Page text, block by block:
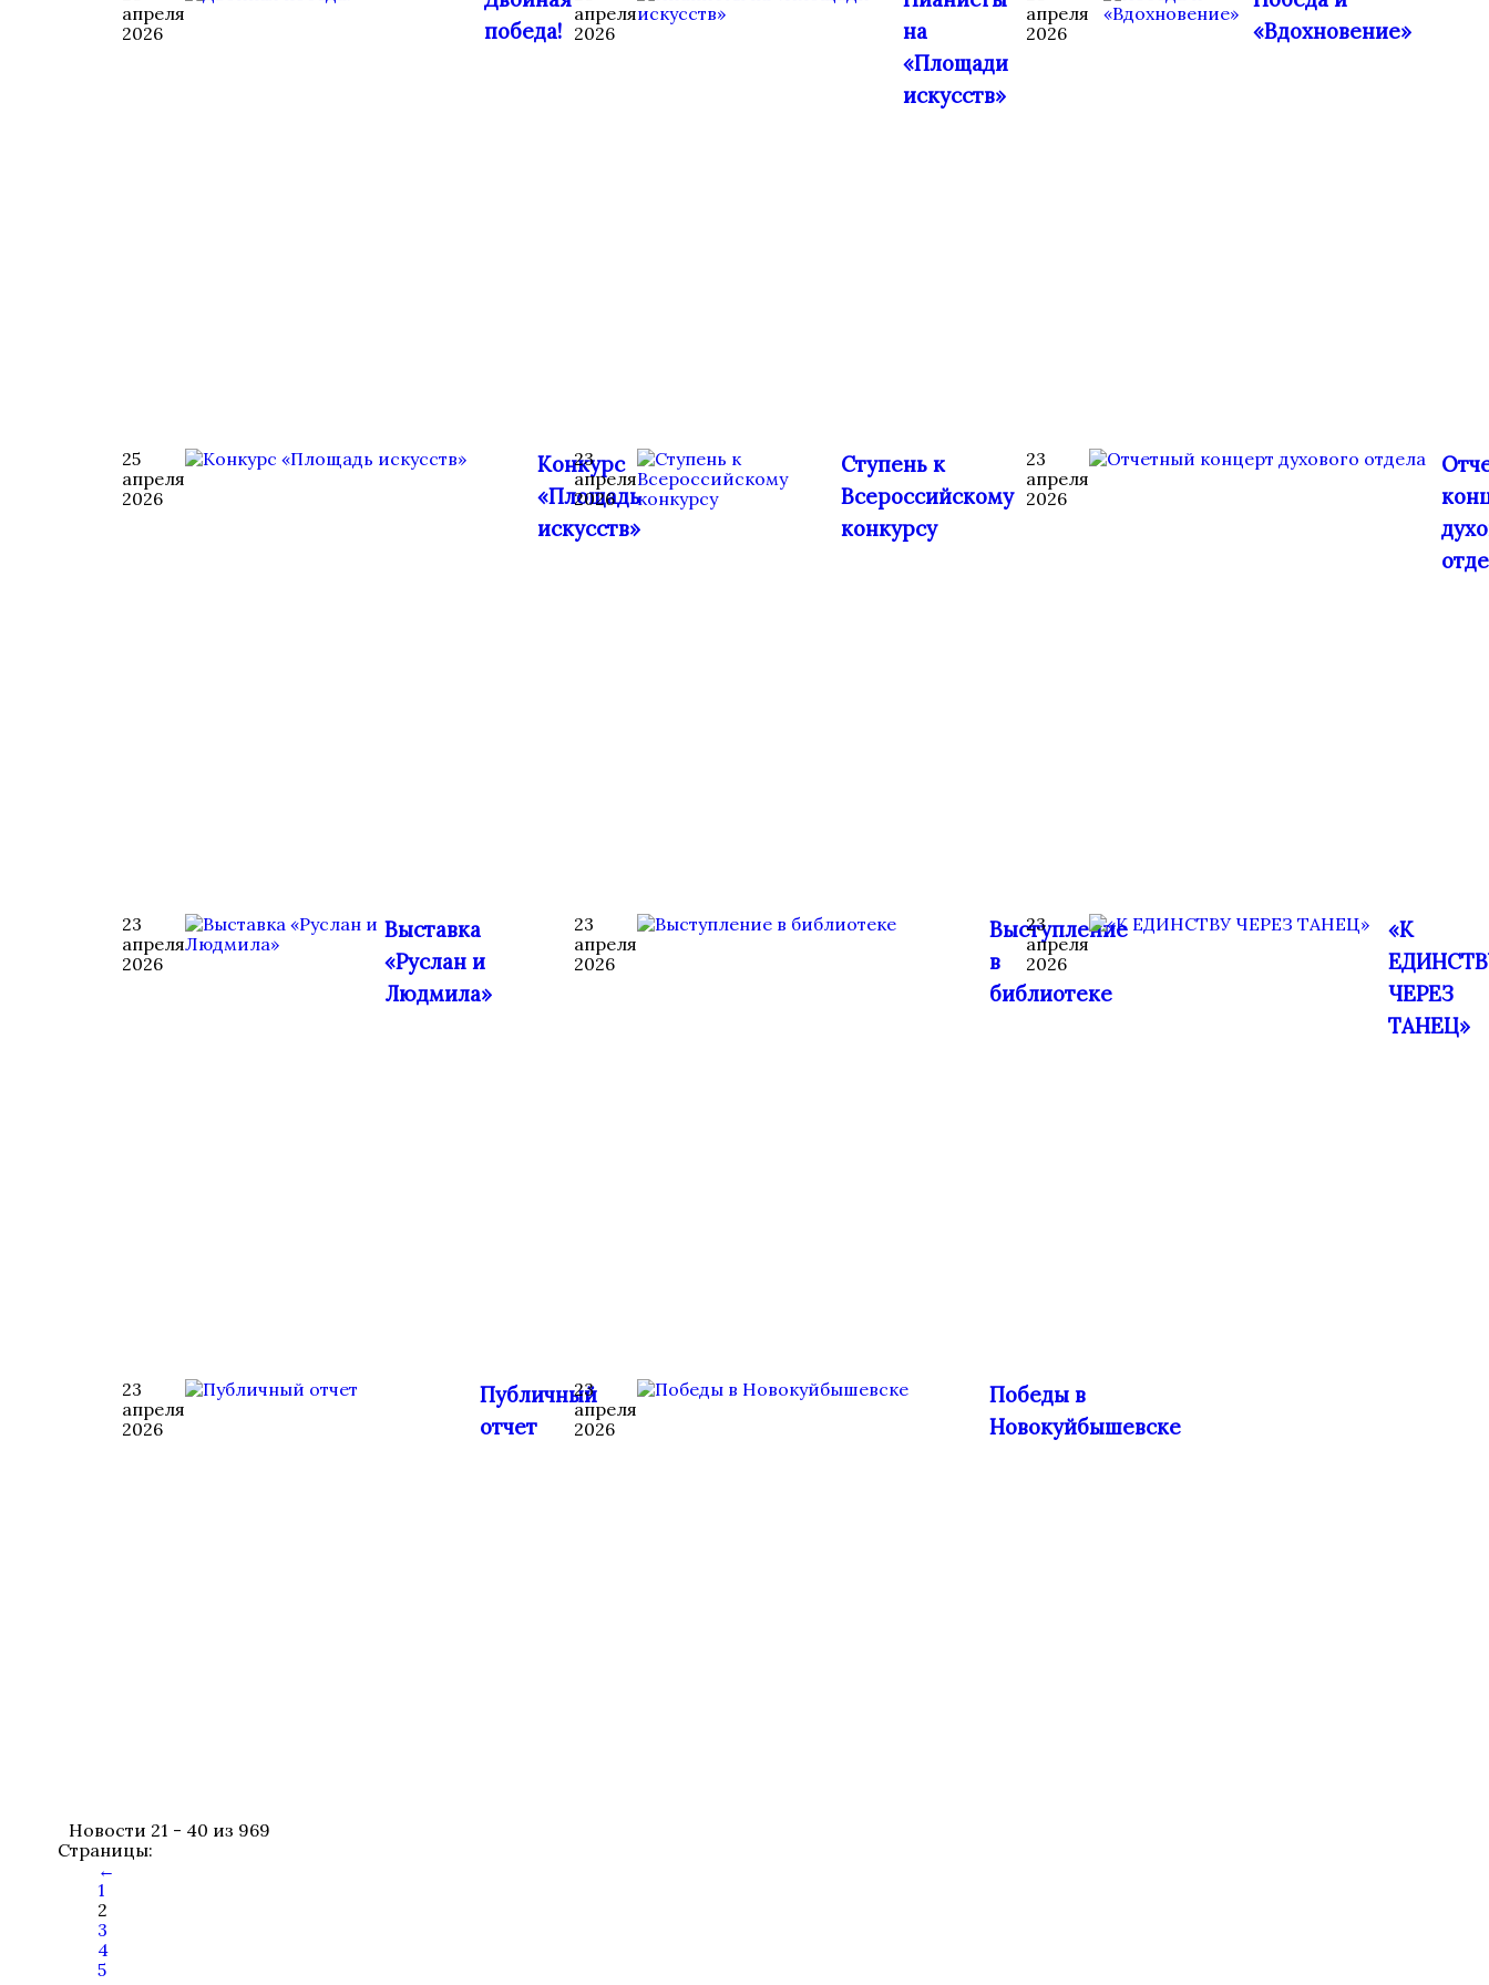
апреля
2026
победа!
апреля
2026
на
«Площади
искусств»
апреля
2026
«Вдохновение»
25
апреля
2026
Конкурс
«Площадь
искусств»
23
апреля
2026
Ступень к
Всероссийскому
конкурсу
23
апреля
2026
23
апреля
2026
Выставка
«Руслан и
Людмила»
23
апреля
2026
Выступление
в
библиотеке
23
апреля
2026
«К
ЧЕРЕЗ
ТАНЕЦ»
23
апреля
2026
Публичный
отчет
23
апреля
2026
Победы в
Новокуйбышевске
Новости 21 - 40 из 969
Страницы:
←
1
2
3
4
5